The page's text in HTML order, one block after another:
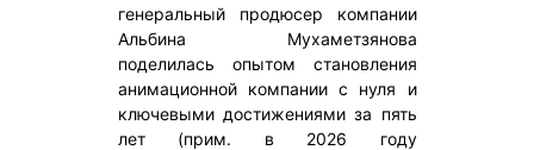
генеральный продюсер компании
Альбина Мухаметзянова
поделилась опытом становления
анимационной компании с нуля и
ключевыми достижениями за пять
лет (прим. в 2026 году